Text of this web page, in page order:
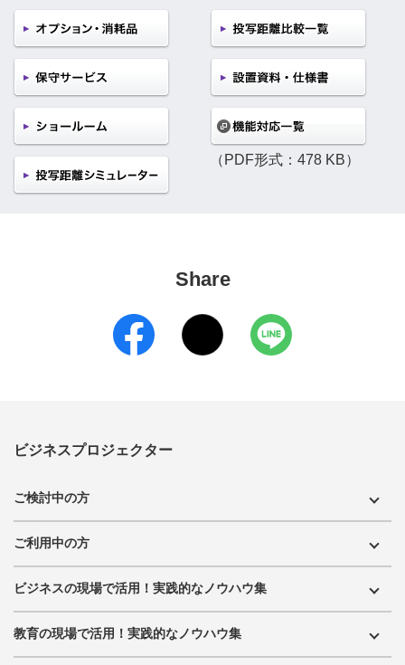
（PDF形式：478 KB）
Share
ビジネスプロジェクター
ご検討中の方
ご利用中の方
ビジネスの現場で活用！実践的なノウハウ集
教育の現場で活用！実践的なノウハウ集